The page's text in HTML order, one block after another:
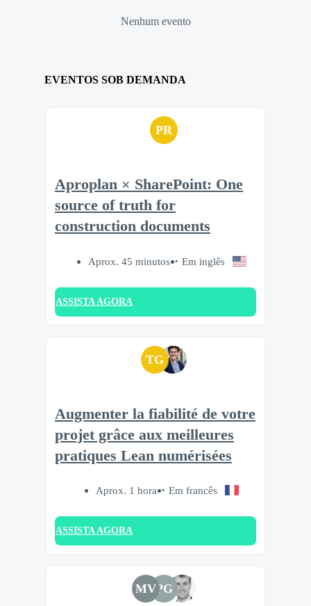
Nenhum evento
EVENTOS SOB DEMANDA
PR
Aproplan × SharePoint: One
source of truth for
construction documents
Aprox. 45 minutos Em inglês
ASSISTA AGORA
TG
Augmenter la fiabilité de votre
projet grâce aux meilleures
pratiques Lean numérisées
Aprox. 1 hora Em francês
ASSISTA AGORA
MVPG